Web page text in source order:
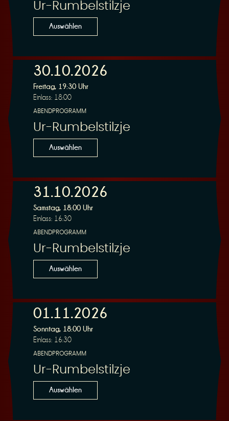
Ur-Rumbelstilzje
Auswählen
30.10.2026
Freitag, 19:30 Uhr
Einlass: 18:00
ABENDPROGRAMM
Ur-Rumbelstilzje
Auswählen
31.10.2026
Samstag, 18:00 Uhr
Einlass: 16:30
ABENDPROGRAMM
Ur-Rumbelstilzje
Auswählen
01.11.2026
Sonntag, 18:00 Uhr
Einlass: 16:30
ABENDPROGRAMM
Ur-Rumbelstilzje
Auswählen